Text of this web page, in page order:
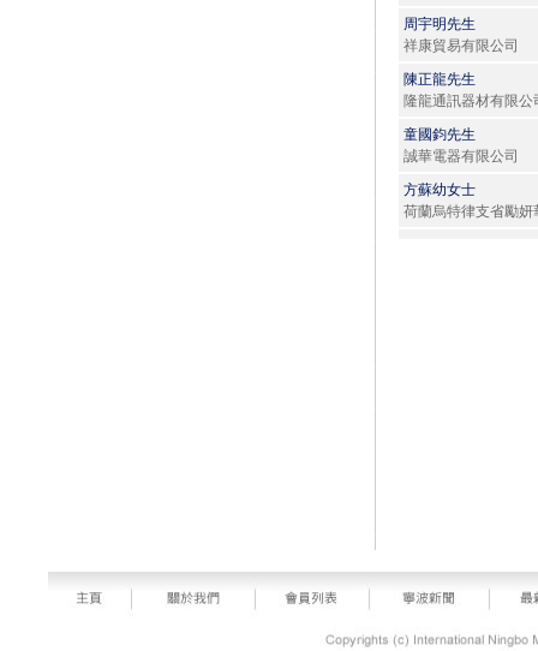
周宇明先生
祥康貿易有限公司
陳正龍先生
隆龍通訊器材有限公
童國鈞先生
誠華電器有限公司
方蘇幼女士
荷蘭烏特律支省勵妍